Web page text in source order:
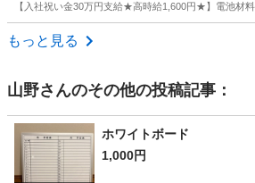
【入社祝い金30万円支給★高時給1,600円★】電池材
愛媛 新居浜市
もっと見る
山野さんのその他の投稿記事：
ホワイトボード
1,000円